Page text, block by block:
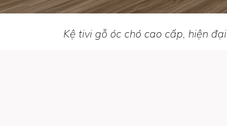
Kệ tivi gỗ óc chó cao cấp, hiện đại